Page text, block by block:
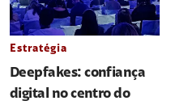
Estratégia
Deepfakes: confiança
digital no centro do